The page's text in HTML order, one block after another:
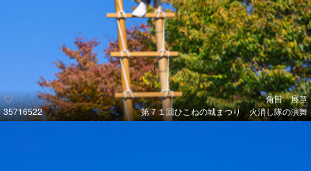
35716522
角田 展章
第７１回ひこねの城まつり 火消し隊の演舞